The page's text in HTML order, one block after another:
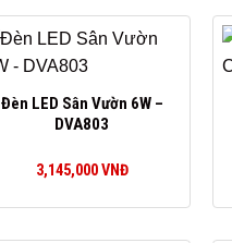
Đèn LED Sân Vườn 6W –
DVA803
3,145,000VNĐ